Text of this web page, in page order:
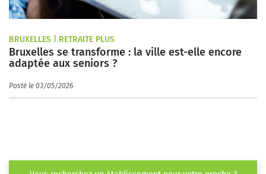
BRUXELLES | RETRAITE PLUS
Bruxelles se transforme : la ville est-elle encore
adaptée aux seniors ?
Posté le 03/05/2026